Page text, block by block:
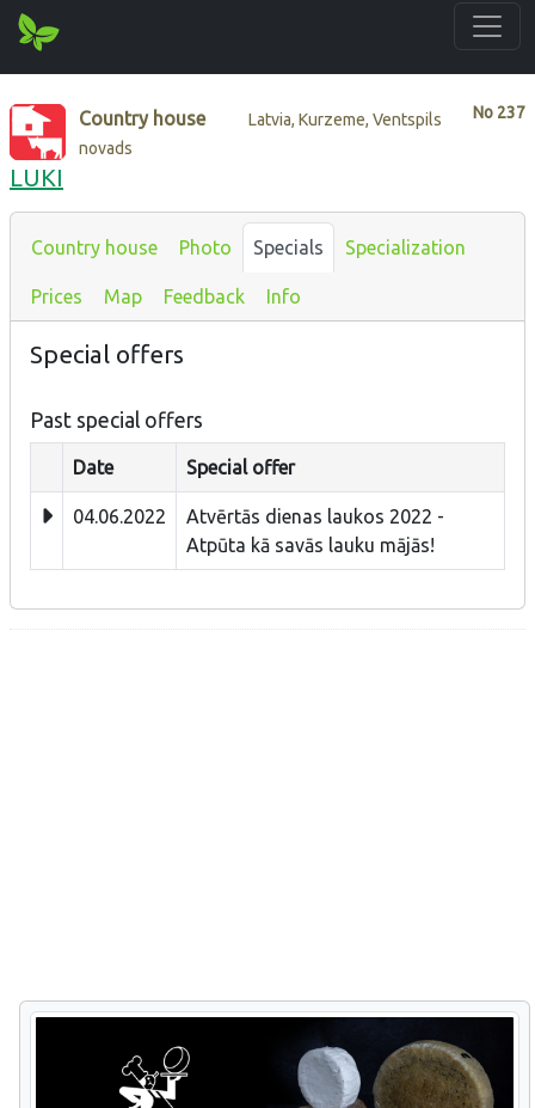
No 237
Country house
Latvia, Kurzeme, Ventspils
novads
LUKI
Country house Photo Specials Specialization
Prices Map Feedback Info
Special offers
Past special offers
Date Special offer
04.06.2022
Atvērtās dienas laukos 2022 -
Atpūta kā savās lauku mājās!